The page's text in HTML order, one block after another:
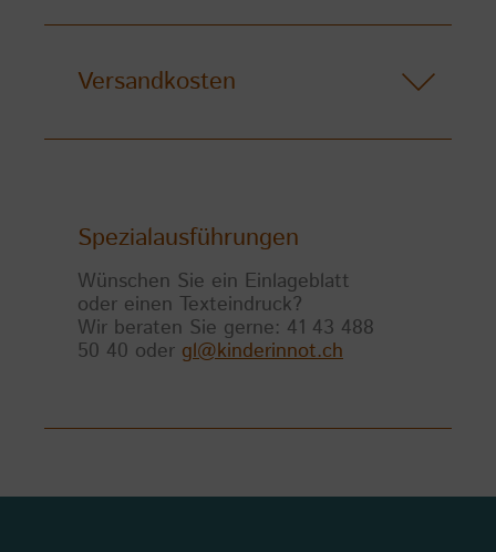
Versandkosten
Spezialausführungen
Wünschen Sie ein Einlageblatt
oder einen Texteindruck?
Wir beraten Sie gerne: 41 43 488
50 40 oder gl@kinderinnot.ch